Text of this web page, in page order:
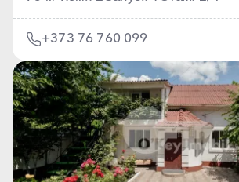
+373 76 760 099